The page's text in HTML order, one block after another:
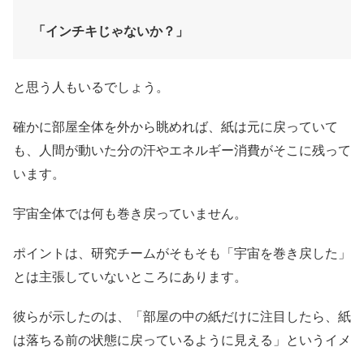
「インチキじゃないか？」
と思う人もいるでしょう。
確かに部屋全体を外から眺めれば、紙は元に戻っていて
も、人間が動いた分の汗やエネルギー消費がそこに残って
います。
宇宙全体では何も巻き戻っていません。
ポイントは、研究チームがそもそも「宇宙を巻き戻した」
とは主張していないところにあります。
彼らが示したのは、「部屋の中の紙だけに注目したら、紙
は落ちる前の状態に戻っているように見える」というイメ